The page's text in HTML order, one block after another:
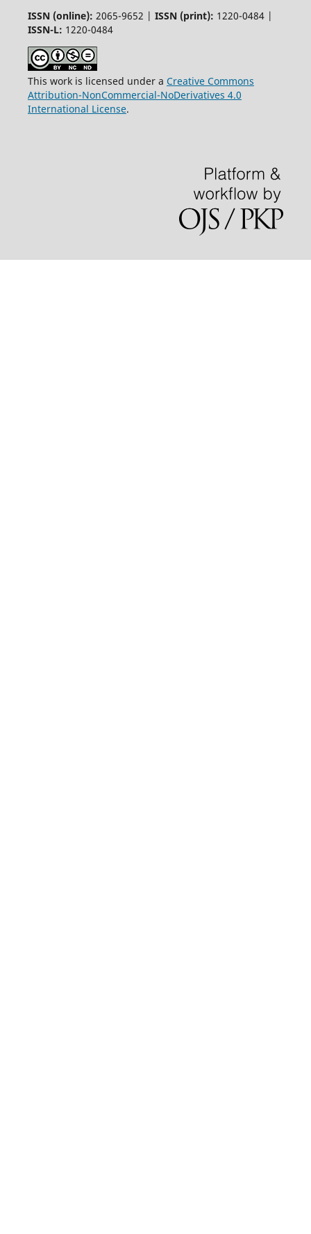
ISSN (online): 2065-9652 | ISSN (print): 1220-0484 |
ISSN-L: 1220-0484
This work is licensed under a Creative Commons
Attribution-NonCommercial-NoDerivatives 4.0
International License.